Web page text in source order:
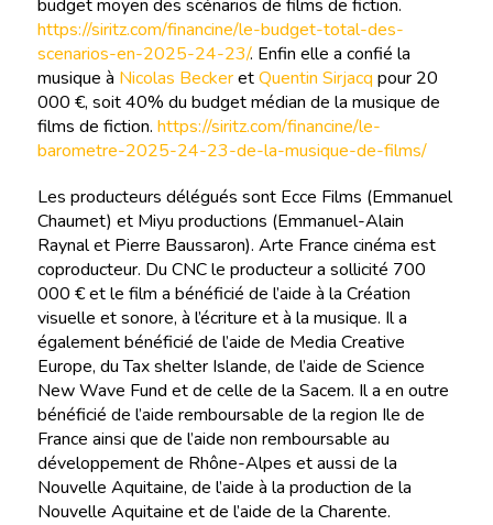
budget moyen des scénarios de films de fiction.
https://siritz.com/financine/le-budget-total-des-
scenarios-en-2025-24-23/. Enfin elle a confié la
musique à Nicolas BeckeretQuentin Sirjacq pour 20
000 €, soit 40% du budget médian de la musique de
films de fiction. https://siritz.com/financine/le-
barometre-2025-24-23-de-la-musique-de-films/
Les producteurs délégués sont Ecce Films (Emmanuel
Chaumet) et Miyu productions (Emmanuel-Alain
Raynal et Pierre Baussaron). Arte France cinéma est
coproducteur. Du CNC le producteur a sollicité 700
000 € et le film a bénéficié de l’aide à la Création
visuelle et sonore, à l’écriture et à la musique. Il a
également bénéficié de l’aide de Media Creative
Europe, du Tax shelter Islande, de l’aide de Science
New Wave Fund et de celle de la Sacem. Il a en outre
bénéficié de l’aide remboursable de la region Ile de
France ainsi que de l’aide non remboursable au
développement de Rhône-Alpes et aussi de la
Nouvelle Aquitaine, de l’aide à la production de la
Nouvelle Aquitaine et de l’aide de la Charente.